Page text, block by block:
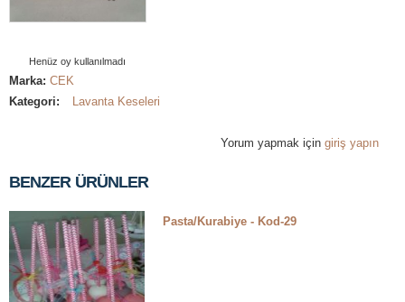
Henüz oy kullanılmadı
Marka: CEK
Kategori:
Lavanta Keseleri
Yorum yapmak için giriş yapın
BENZER ÜRÜNLER
Pasta/Kurabiye - Kod-29